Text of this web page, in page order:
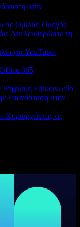
στην
σε Ομιλία: Οδηγός
Απελευθερώστε τη
για YouTube:
365
Επικοινωνία
Επανάσταση στην
τις